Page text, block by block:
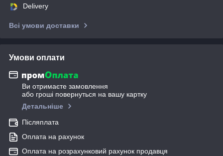
Delivery
Всі умови доставки
Умови оплати
Ви отримаєте замовлення
або гроші повернуться на вашу картку
Детальніше
Післяплата
Оплата на рахунок
Оплата на розрахунковий рахунок продавця